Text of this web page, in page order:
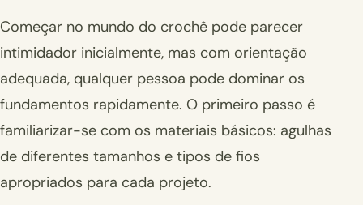
Começar no mundo do crochê pode parecer
intimidador inicialmente, mas com orientação
adequada, qualquer pessoa pode dominar os
fundamentos rapidamente. O primeiro passo é
familiarizar-se com os materiais básicos: agulhas
de diferentes tamanhos e tipos de fios
apropriados para cada projeto.